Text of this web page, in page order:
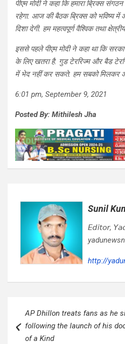
पीएम मोदी ने कहा कि हमारा ब्रिक्स
रहेगा. आज की बैठक ब्रिक्स को भविष्य में
दिशा देगी. हम महत्वपूर्ण वैश्विक तथा
इससे पहले पीएम मोदी ने कहा था कि
के लिए खतरा है. गुड टेररिज्म और बैड
में भेद नहीं कर सकते. हम सबको मिलकर
6:01 pm, September 9, 2021
Posted By: Mithilesh Jha
Sunil
𝘌𝘥𝘪𝘵𝘰𝘳,
http://
navigation
AP Dhillon treats fans as he
following the launch of his
of a Kind